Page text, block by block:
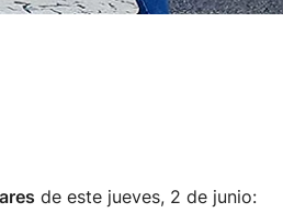
de este jueves, 2 de junio: